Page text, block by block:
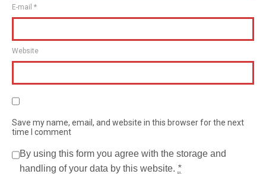
E-mail *
Website
Save my name, email, and website in this browser for the next
time I comment
By using this form you agree with the storage and
handling of your data by this website. *